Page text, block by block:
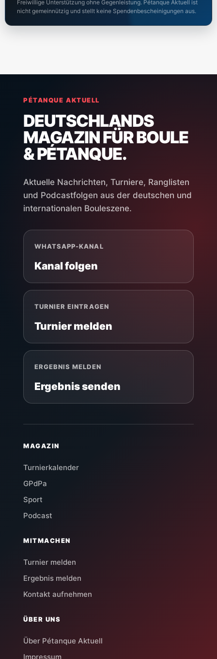
Freiwillige Unterstützung ohne Gegenleistung. Pétanque Aktuell ist
nicht gemeinnützig und stellt keine Spendenbescheinigungen aus.
PÉTANQUE AKTUELL
DEUTSCHLANDS
MAGAZIN FÜR BOULE
& PÉTANQUE.
Aktuelle Nachrichten, Turniere, Ranglisten
und Podcastfolgen aus der deutschen und
internationalen Bouleszene.
WHATSAPP-KANAL
Kanal folgen
TURNIER EINTRAGEN
Turnier melden
ERGEBNIS MELDEN
Ergebnis senden
MAGAZIN
Turnierkalender
GPdPa
Sport
Podcast
MITMACHEN
Turnier melden
Ergebnis melden
Kontakt aufnehmen
ÜBER UNS
Über Pétanque Aktuell
Impressum